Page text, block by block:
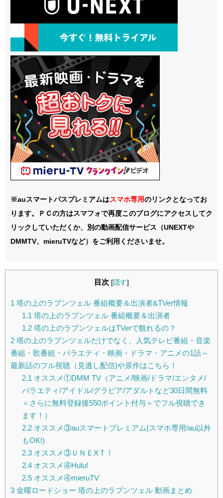
※auスマートパスプレミアムはスマホ専用のリンクとなってお
ります。ＰＣの方はスマフォで再度このブログにアクセスしてク
リックしていただくか、別の動画配信サービス（UNEXTや
DMMTV、mieruTVなど）をご利用くださいませ。
目次 [隠す]
1 塔の上のラプンツェル 番組概要＆出演者&TVer情報
1.1塔の上のラプンツェル 番組概要＆出演者
1.2塔の上のラプンツェルはTVerで観れるの？
2 塔の上のラプンツェルだけでなく、人気テレビ番組・音楽
番組・歌番組・バラエティ・映画・ドラマ・アニメの1話～
最新話のフル視聴（見逃し配信)や原作はこちら！
2.1オススメ①DMM TV（アニメ/映画/ドラマ/エンタメ/
バラエティ/アイドル/グラビア/アダルトなど30日間無料
＜さらに無料登録後550ポイント付与＞でフル視聴でき
ます！）
2.2オススメ③auスマートプレミアム(スマホ専用/au以外
もOK!)
2.3オススメ③ＵＮＥXＴ！
2.4オススメ④Hulu!
2.5オススメ④mieruTV
3 金曜ロードショー 塔の上のラプンツェル 動画まとめ